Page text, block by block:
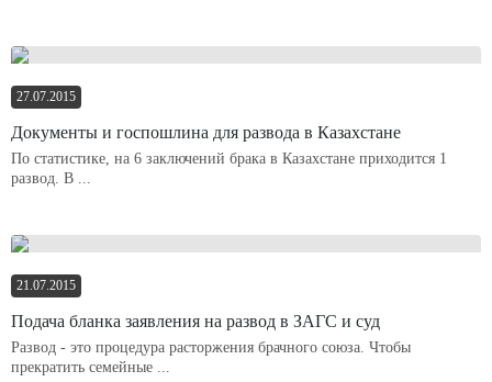
27.07.2015
Документы и госпошлина для развода в Казахстане
По статистике, на 6 заключений брака в Казахстане приходится 1
развод. В ...
21.07.2015
Подача бланка заявления на развод в ЗАГС и суд
Развод - это процедура расторжения брачного союза. Чтобы
прекратить семейные ...